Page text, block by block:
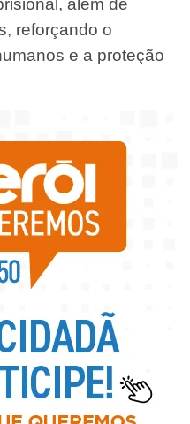
reforçando o
e a proteção